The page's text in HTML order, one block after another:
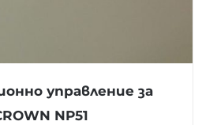
управление за
NP51